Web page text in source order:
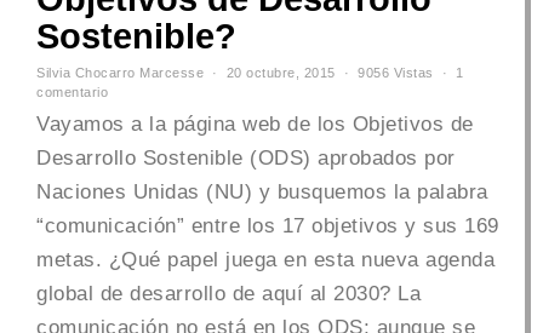
Sostenible?
Silvia Chocarro Marcesse 20 octubre, 2015 9056 Vistas
1
comentario
Vayamos a la página web de los Objetivos de
Desarrollo Sostenible (ODS) aprobados por
Naciones Unidas (NU) y busquemos la palabra
“comunicación” entre los 17 objetivos y sus 169
metas. ¿Qué papel juega en esta nueva agenda
global de desarrollo de aquí al 2030? La
comunicación no está en los ODS; aunque se